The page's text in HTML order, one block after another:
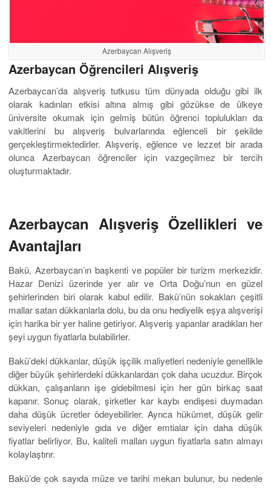
Azerbaycan Alışveriş
Azerbaycan Öğrencileri Alışveriş
Azerbaycan’da alışveriş tutkusu tüm dünyada olduğu gibi ilk
olarak kadınları etkisi altına almış gibi gözükse de ülkeye
üniversite okumak için gelmiş bütün öğrenci toplulukları da
vakitlerini bu alışveriş bulvarlarında eğlenceli bir şekilde
gerçekleştirmektedirler. Alışveriş, eğlence ve lezzet bir arada
olunca Azerbaycan öğrenciler için vazgeçilmez bir tercih
oluşturmaktadır.
Azerbaycan Alışveriş Özellikleri ve
Avantajları
Bakü, Azerbaycan’ın başkenti ve popüler bir turizm merkezidir.
Hazar Denizi üzerinde yer alır ve Orta Doğu’nun en güzel
şehirlerinden biri olarak kabul edilir. Bakü’nün sokakları çeşitli
mallar satan dükkanlarla dolu, bu da onu hediyelik eşya alışverişi
için harika bir yer haline getiriyor. Alışveriş yapanlar aradıkları her
şeyi uygun fiyatlarla bulabilirler.
Bakü’deki dükkanlar, düşük işçilik maliyetleri nedeniyle genellikle
diğer büyük şehirlerdeki dükkanlardan çok daha ucuzdur. Birçok
dükkan, çalışanların işe gidebilmesi için her gün birkaç saat
kapanır. Sonuç olarak, şirketler kar kaybı endişesi duymadan
daha düşük ücretler ödeyebilirler. Ayrıca hükümet, düşük gelir
seviyeleri nedeniyle gıda ve diğer emtialar için daha düşük
fiyatlar belirliyor. Bu, kaliteli malları uygun fiyatlarla satın almayı
kolaylaştırır.
Bakü’de çok sayıda müze ve tarihi mekan bulunur, bu nedenle